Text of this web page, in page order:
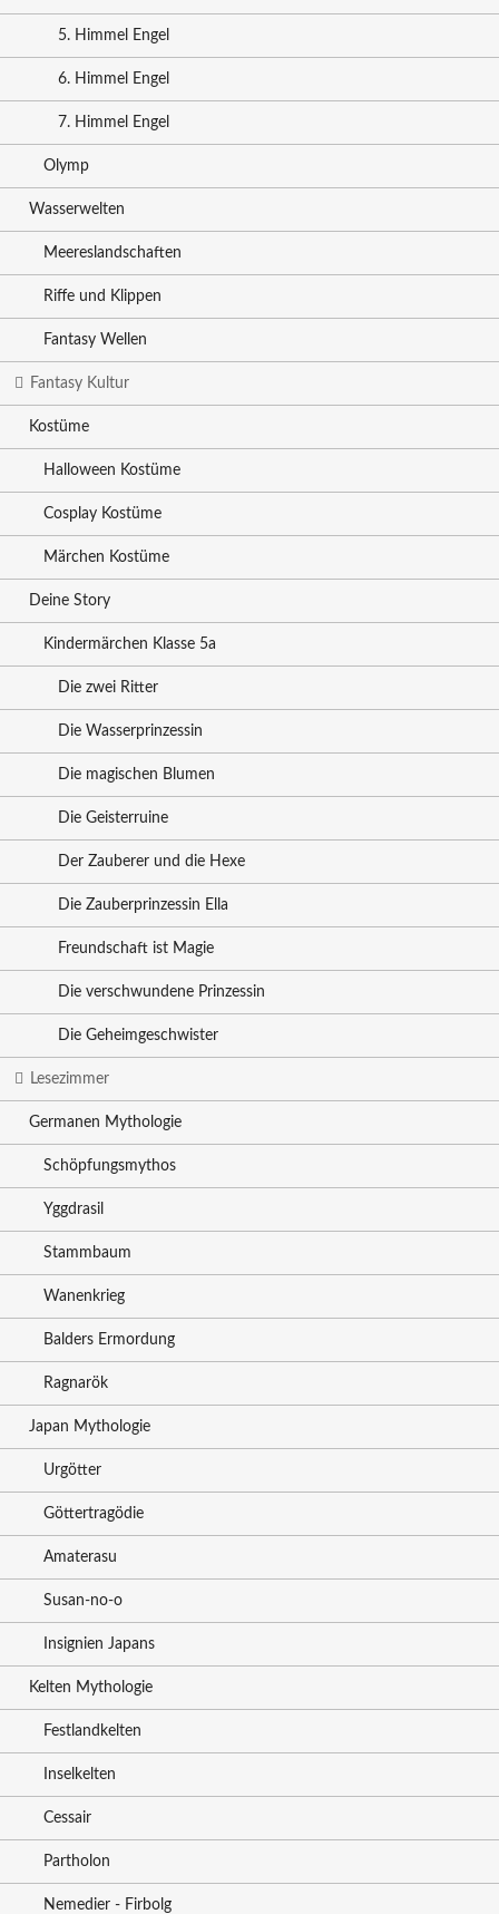
5. Himmel Engel
6. Himmel Engel
7. Himmel Engel
Olymp
Wasserwelten
Meereslandschaften
Riffe und Klippen
Fantasy Wellen
Fantasy Kultur
Kostüme
Halloween Kostüme
Cosplay Kostüme
Märchen Kostüme
Deine Story
Kindermärchen Klasse 5a
Die zwei Ritter
Die Wasserprinzessin
Die magischen Blumen
Die Geisterruine
Der Zauberer und die Hexe
Die Zauberprinzessin Ella
Freundschaft ist Magie
Die verschwundene Prinzessin
Die Geheimgeschwister
Lesezimmer
Germanen Mythologie
Schöpfungsmythos
Yggdrasil
Stammbaum
Wanenkrieg
Balders Ermordung
Ragnarök
Japan Mythologie
Urgötter
Göttertragödie
Amaterasu
Susan-no-o
Insignien Japans
Kelten Mythologie
Festlandkelten
Inselkelten
Cessair
Partholon
Nemedier - Firbolg